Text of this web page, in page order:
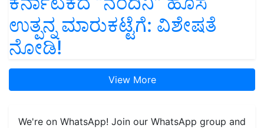
ಉತ್ಪನ್ನ ಮಾರುಕಟ್ಟೆಗೆ: ವಿಶೇಷತೆ
ನೋಡಿ!
View More
We're on WhatsApp! Join our WhatsApp group and